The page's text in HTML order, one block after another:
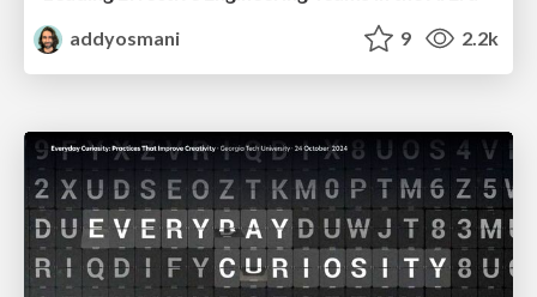
addyosmani
9 2.2k